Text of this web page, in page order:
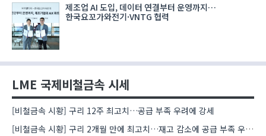
제조업 AI 도입, 데이터 연결부터 운영까지…
한국요꼬가와전기·VNTG 협력
LME 국제비철금속 시세
[비철금속 시황] 구리 12주 최고치…공급 부족 우려에 강세
[비철금속 시황] 구리 2개월 만에 최고치…재고 감소에 공급 부족 우려 확대